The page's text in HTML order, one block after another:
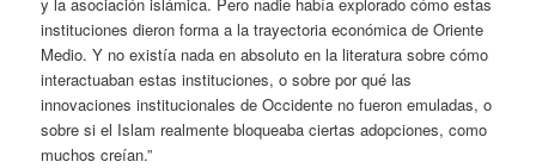
y la asociación islámica. Pero nadie había explorado cómo estas
instituciones dieron forma a la trayectoria económica de Oriente
Medio. Y no existía nada en absoluto en la literatura sobre cómo
interactuaban estas instituciones, o sobre por qué las
innovaciones institucionales de Occidente no fueron emuladas, o
sobre si el Islam realmente bloqueaba ciertas adopciones, como
muchos creían.”